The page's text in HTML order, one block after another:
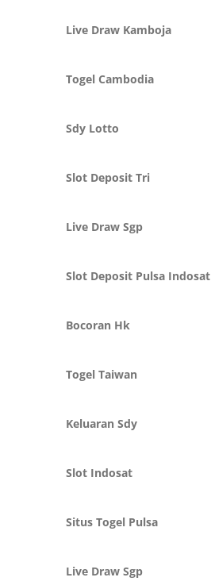
Live Draw Kamboja
Togel Cambodia
Sdy Lotto
Slot Deposit Tri
Live Draw Sgp
Slot Deposit Pulsa Indosat
Bocoran Hk
Togel Taiwan
Keluaran Sdy
Slot Indosat
Situs Togel Pulsa
Live Draw Sgp